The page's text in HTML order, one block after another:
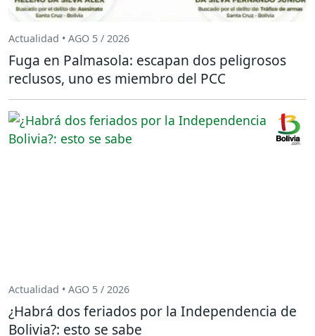
Actualidad • AGO 5 / 2026
Fuga en Palmasola: escapan dos peligrosos
reclusos, uno es miembro del PCC
Actualidad • AGO 5 / 2026
¿Habrá dos feriados por la Independencia de
Bolivia?: esto se sabe